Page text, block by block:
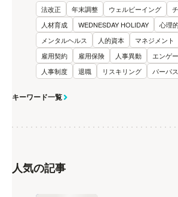
法改正 年末調整 ウェルビーイング
人材育成
WEDNESDAY HOLIDAY
心理
メンタルヘルス
人的資本 マネジメント
雇用契約
雇用保険 人事異動
エンゲ
人事制度
退職 リスキリング パーパス
キーワード一覧
人気の記事